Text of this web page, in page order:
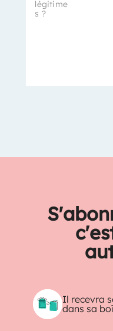
légitime
s ?
Il recevra
dans sa